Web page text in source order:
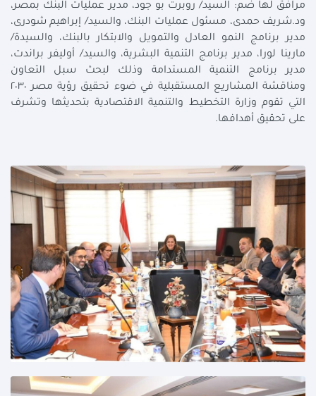
مرافق لها ضم: السيد/ روبرت بو جود، مدير عمليات البنك بمصر،
ود.شريف حمدى، مسئول عمليات البنك، والسيد/ إبراهيم شودرى،
مدير برنامج النمو العادل والتمويل والابتكار بالبنك، والسيدة/
مارينا لورا، مدير برنامج التنمية البشرية، والسيد/ أوليفر براندت،
مدير برنامج التنمية المستدامة وذلك لبحث سبل التعاون
ومناقشة المشاريع المستقبلية في ضوء تحقيق رؤية مصر ٢٠٣٠
التي تقوم وزارة التخطيط والتنمية الاقتصادية بتحديثها وتشرف
على تحقيق أهدافها.